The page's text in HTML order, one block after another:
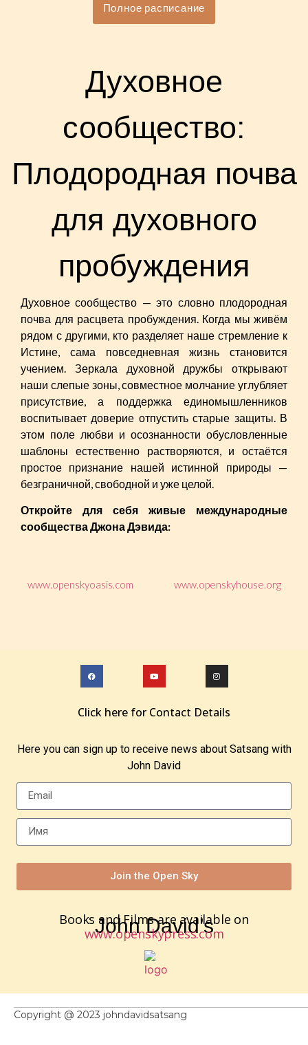
Полное расписание
Духовное
сообщество:
Плодородная почва
для духовного
пробуждения
Духовное сообщество — это словно плодородная
почва для расцвета пробуждения. Когда мы живём
рядом с другими, кто разделяет наше стремление к
Истине, сама повседневная жизнь становится
учением. Зеркала духовной дружбы открывают
наши слепые зоны, совместное молчание углубляет
присутствие, а поддержка единомышленников
воспитывает доверие отпустить старые защиты. В
этом поле любви и осознанности обусловленные
шаблоны естественно растворяются, и остаётся
простое признание нашей истинной природы —
безграничной, свободной и уже целой.
Откройте для себя живые международные
сообщества Джона Дэвида:
www.openskyoasis.com www.openskyhouse.org
Click here for Contact Details
Here you can sign up to receive news about Satsang with
John David
Join the Open Sky
John David’s
Books and Films are available on
www.openskypress.com
Copyright @ 2023 johndavidsatsang